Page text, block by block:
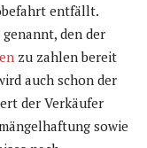
entfällt.
den der
zu zahlen bereit
auch schon der
der Verkäufer
sowie